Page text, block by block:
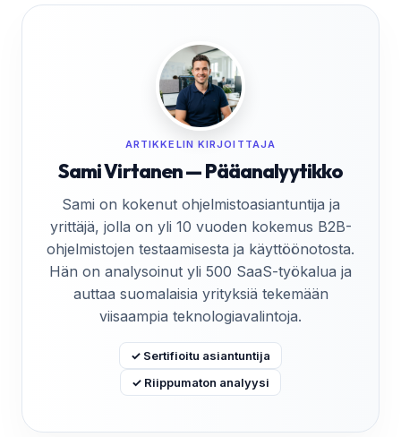
ARTIKKELIN KIRJOITTAJA
Sami Virtanen — Pääanalyytikko
Sami on kokenut ohjelmistoasiantuntija ja
yrittäjä, jolla on yli 10 vuoden kokemus B2B-
ohjelmistojen testaamisesta ja käyttöönotosta.
Hän on analysoinut yli 500 SaaS-työkalua ja
auttaa suomalaisia yrityksiä tekemään
viisaampia teknologiavalintoja.
✓ Sertifioitu asiantuntija
✓ Riippumaton analyysi